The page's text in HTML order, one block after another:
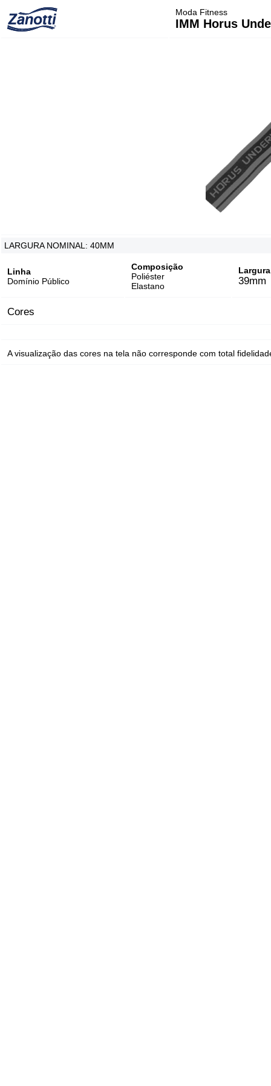
Moda Fitness
IMM Horus
LARGURA NOMINAL: 40MM
Linha
Domínio Público
Composição
Poliéster
Elastano
39mm
Cores
A visualização das cores na tela não corresponde com total